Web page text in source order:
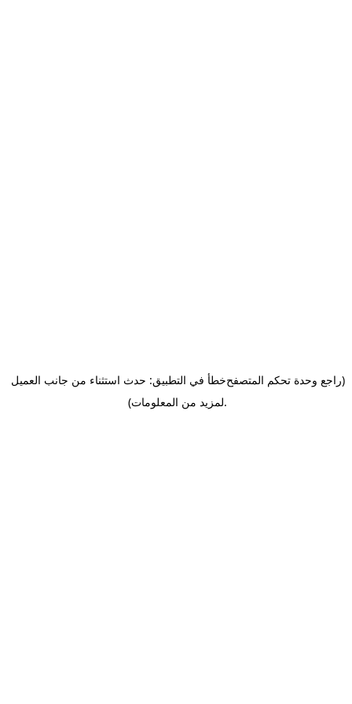
خطأ في التطبيق: حدث استثناء من جانب العميل(راجع وحدة تحكم المتصفح
لمزيد من المعلومات).